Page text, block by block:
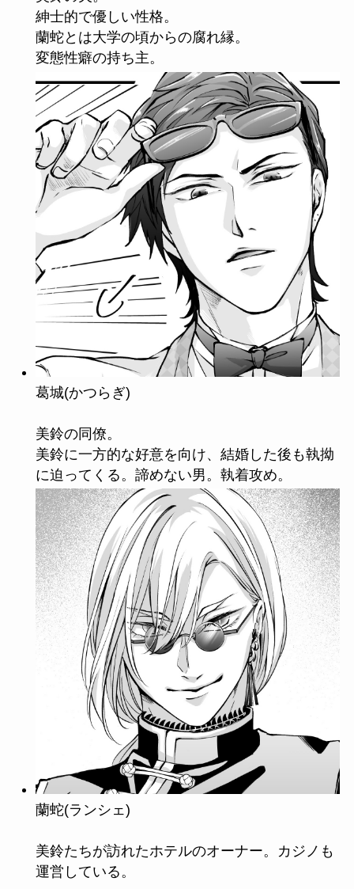
紳士的で優しい性格。
蘭蛇とは大学の頃からの腐れ縁。
変態性癖の持ち主。
葛城(かつらぎ)
美鈴の同僚。
美鈴に一方的な好意を向け、結婚した後も執拗
に迫ってくる。諦めない男。執着攻め。
蘭蛇(ランシェ)
美鈴たちが訪れたホテルのオーナー。カジノも
運営している。